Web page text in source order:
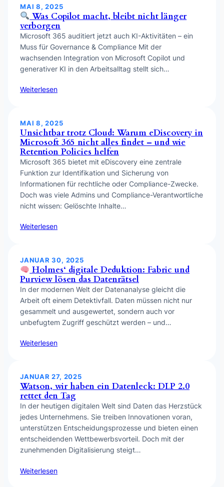
MAI 8, 2025
Was Copilot macht, bleibt nicht länger
verborgen
Microsoft 365 auditiert jetzt auch KI-Aktivitäten – ein
Muss für Governance & Compliance Mit der
wachsenden Integration von Microsoft Copilot und
generativer KI in den Arbeitsalltag stellt sich…
Weiterlesen
MAI 8, 2025
Unsichtbar trotz Cloud: Warum eDiscovery in
Microsoft 365 nicht alles findet – und wie
Retention Policies helfen
Microsoft 365 bietet mit eDiscovery eine zentrale
Funktion zur Identifikation und Sicherung von
Informationen für rechtliche oder Compliance-Zwecke.
Doch was viele Admins und Compliance-Verantwortliche
nicht wissen: Gelöschte Inhalte…
Weiterlesen
JANUAR 30, 2025
Holmes‘ digitale Deduktion: Fabric und
Purview lösen das Datenrätsel
In der modernen Welt der Datenanalyse gleicht die
Arbeit oft einem Detektivfall. Daten müssen nicht nur
gesammelt und ausgewertet, sondern auch vor
unbefugtem Zugriff geschützt werden – und…
Weiterlesen
JANUAR 27, 2025
Watson, wir haben ein Datenleck: DLP 2.0
rettet den Tag
In der heutigen digitalen Welt sind Daten das Herzstück
jedes Unternehmens. Sie treiben Innovationen voran,
unterstützen Entscheidungsprozesse und bieten einen
entscheidenden Wettbewerbsvorteil. Doch mit der
zunehmenden Digitalisierung steigt…
Weiterlesen